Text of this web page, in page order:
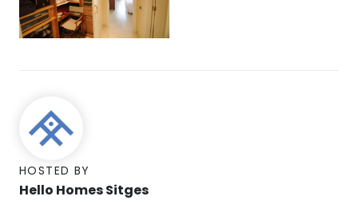
HOSTED BY
Hello Homes Sitges